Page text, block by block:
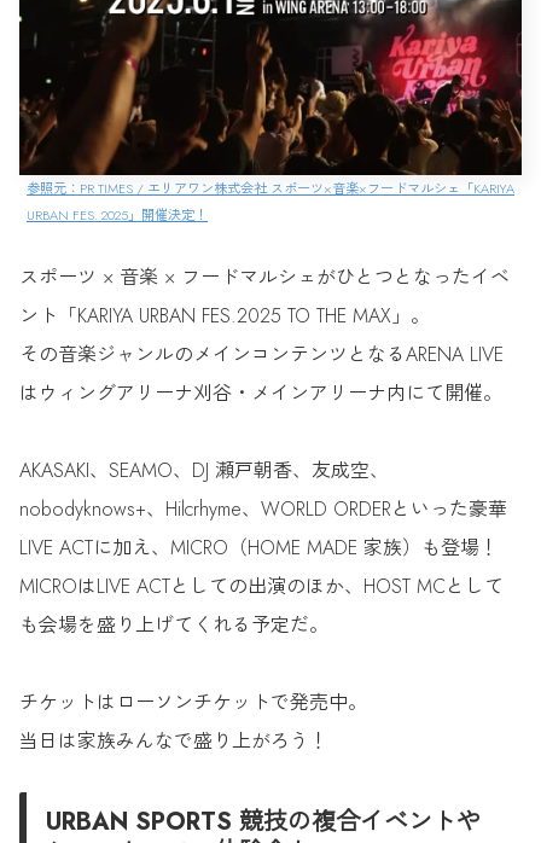
参照元：PR TIMES / エリアワン株式会社 スポーツ×音楽×フードマルシェ「KARIYA
URBAN FES. 2025」開催決定！
スポーツ × 音楽 × フードマルシェがひとつとなったイベ
ント「KARIYA URBAN FES.2025 TO THE MAX」。
その音楽ジャンルのメインコンテンツとなるARENA LIVE
はウィングアリーナ刈谷・メインアリーナ内にて開催。
AKASAKI、SEAMO、DJ 瀬戸朝香、友成空、
nobodyknows+、Hilcrhyme、WORLD ORDERといった豪華
LIVE ACTに加え、MICRO（HOME MADE 家族）も登場！
MICROはLIVE ACTとしての出演のほか、HOST MCとして
も会場を盛り上げてくれる予定だ。
チケットはローソンチケットで発売中。
当日は家族みんなで盛り上がろう！
URBAN SPORTS 競技の複合イベントや